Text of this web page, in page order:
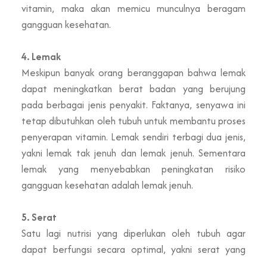
vitamin, maka akan memicu munculnya beragam
gangguan kesehatan.
4. Lemak
Meskipun banyak orang beranggapan bahwa lemak
dapat meningkatkan berat badan yang berujung
pada berbagai jenis penyakit. Faktanya, senyawa ini
tetap dibutuhkan oleh tubuh untuk membantu proses
penyerapan vitamin. Lemak sendiri terbagi dua jenis,
yakni lemak tak jenuh dan lemak jenuh. Sementara
lemak yang menyebabkan peningkatan risiko
gangguan kesehatan adalah lemak jenuh.
5. Serat
Satu lagi nutrisi yang diperlukan oleh tubuh agar
dapat berfungsi secara optimal, yakni serat yang